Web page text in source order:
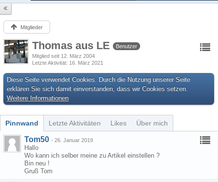
Mitglieder
Thomas aus LE
Benutzer
Mitglied seit 12. März 2004
Letzte Aktivität 16. März 2021
Diese Seite verwendet Cookies. Durch die Nutzung unserer Seite
erklären Sie sich damit einverstanden, dass wir Cookies setzen.
Weitere Informationen
Pinnwand Letzte Aktivitäten Likes Über mich
Tom50 - 26. Januar 2019
Hallo
Wo kann ich selber meine zu Artikel einstellen ?
Bin neu !
Gruß Tom